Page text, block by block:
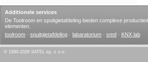
Additionele services
De Toolroom en spuitgietafdeling bieden complexe
elementen.
toolroom · spuitgietafdeling · labaratorium · smd · KNX lab
© 1990-2026 SATEL sp. z o.o.